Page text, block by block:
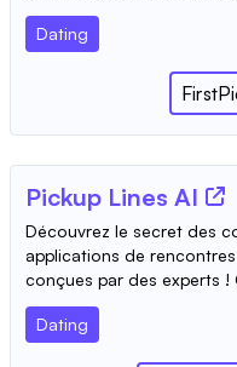
Dating
Pickup Lines AI
Découvrez le secret des
applications de
conçues par des experts !
Dating